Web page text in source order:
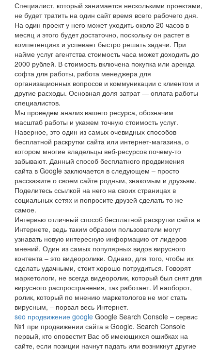
Специалист, который занимается несколькими проектами,
не будет тратить на один сайт время всего рабочего дня.
На один проект у него может уходить около 20 часов в
месяц и этого будет достаточно, поскольку он растет в
компетенциях и успевает быстро решать задачи. При
найме услуг агентства стоимость часа может доходить до
2000 рублей. В стоимость включена покупка или аренда
софта для работы, работа менеджера для
организационных вопросов и коммуникации с клиентом и
другие расходы. Основная доля затрат — оплата работы
специалистов.
Мы проведем анализ вашего ресурса, обозначим
масштаб работы и укажем точную стоимость услуг.
Наверное, это один из самых очевидных способов
бесплатной раскрутки сайта или интернет-магазина, о
котором многие владельцы веб-ресурсов почему-то
забывают. Данный способ бесплатного продвижения
сайта в Google заключается в следующем – просто
расскажите о своем сайте родным, знакомым и друзьям.
Поделитесь ссылкой на него на своих страницах в
социальных сетях и попросите друзей сделать то же
самое.
Интервью отличный способ бесплатной раскрутки сайта в
Интернете, ведь таким образом пользователи могут
узнавать новую интересную информацию от лидеров
мнений. Один из самых популярных видов вирусного
контента – это видеоролики. Однако, для того, чтобы их
сделать удачными, стоит хорошо потрудиться. Говорят
маркетологи, не всегда видеоролик, который был снят для
вирусного распространения, так работает. И наоборот,
ролик, который по мнению маркетологов не мог стать
вирусным, – порвал весь Интернет.
seo продвижение google Google Search Console – сервис
№1 при продвижении сайта в Google. Search Console
первый, кто оповестит Вас об имеющихся ошибках на
сайте, если позиции начнут падать или возникнут другие